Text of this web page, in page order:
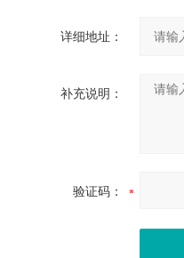
详细地址：
补充说明：
验证码：